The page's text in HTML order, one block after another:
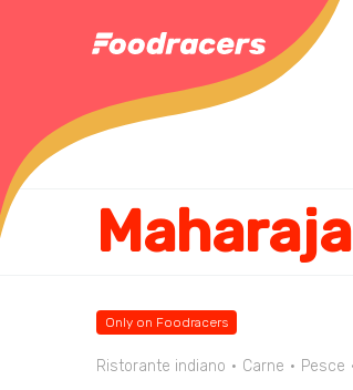
Maharaja
Only on Foodracers
Ristorante indiano Carne Pesce